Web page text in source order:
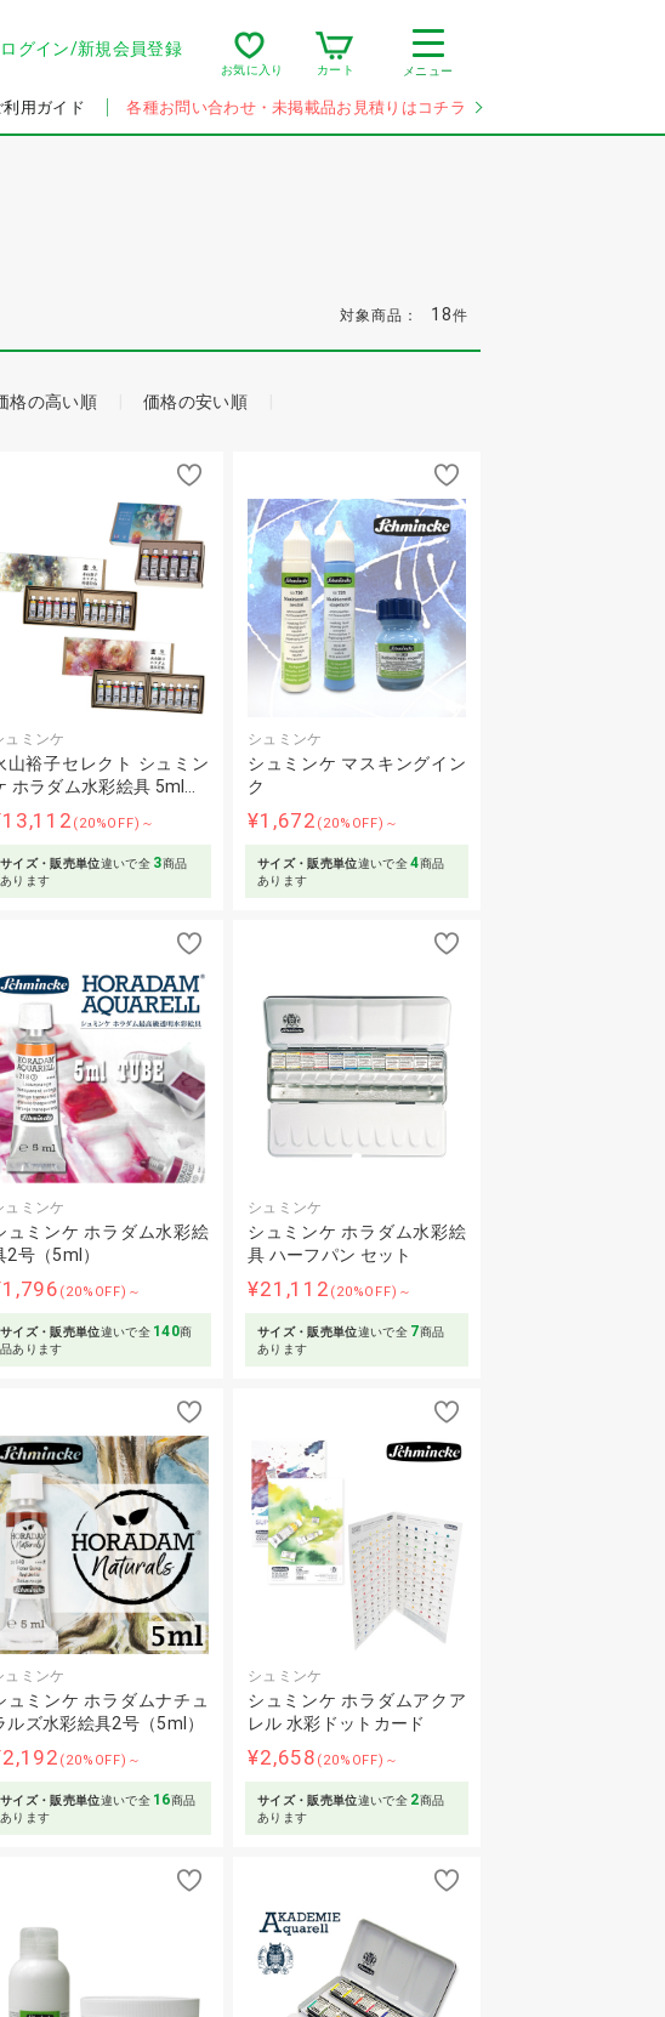
ログイン/新規会員登録
お気に入り カート メニュー
利用ガイド 各種お問い合わせ・未掲載品お見積りはコチラ
対象商品： 18件
格の高い順 価格の安い順
ュミンケ
山裕子セレクト シュミン
ホラダム水彩絵具 5ml…
(20%OFF)～
サイズ・販売単位違いで全 3商品
あります
シュミンケ
シュミンケ マスキングイン
ク
¥1,672 (20%OFF)～
サイズ・販売単位違いで全4商品
あります
ュミンケ
ュミンケ ホラダム水彩絵
2号（5ml）
(20%OFF)～
サイズ・販売単位違いで全 140商
品あります
シュミンケ
シュミンケ ホラダム水彩絵
具 ハーフパン セット
¥21,112 (20%OFF)～
サイズ・販売単位違いで全 7商品
あります
ュミンケ
ュミンケ ホラダムナチュ
ルズ水彩絵具2号（5ml）
(20%OFF)～
サイズ・販売単位違いで全 16商品
あります
シュミンケ
シュミンケ ホラダムアクア
レル 水彩ドットカード
¥2,658 (20%OFF)～
サイズ・販売単位違いで全 2商品
あります